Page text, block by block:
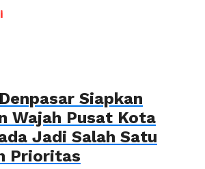
Siapkan
Wajah Pusat Kota
Jadi Salah Satu
Prioritas